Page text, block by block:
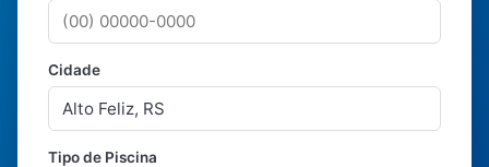
Cidade
Tipo de Piscina